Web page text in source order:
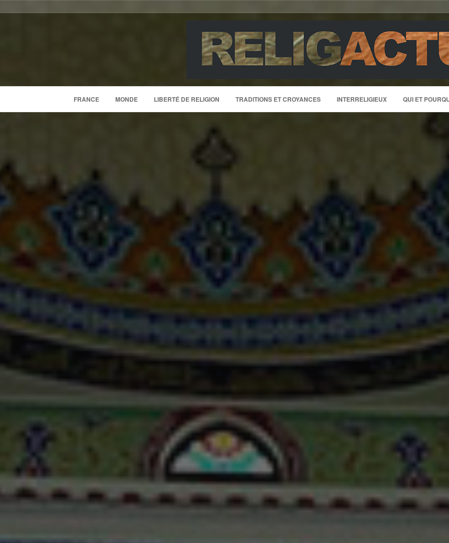
FRANCE MONDE LIBERTÉ DE RELIGION TRADITIONS ET CROYANCES INTERRELIGIEUX QUI ET